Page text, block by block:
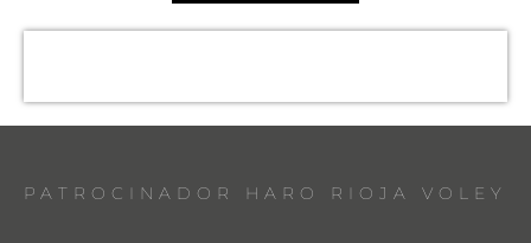
PATROCINADOR HARO RIOJA VOLEY